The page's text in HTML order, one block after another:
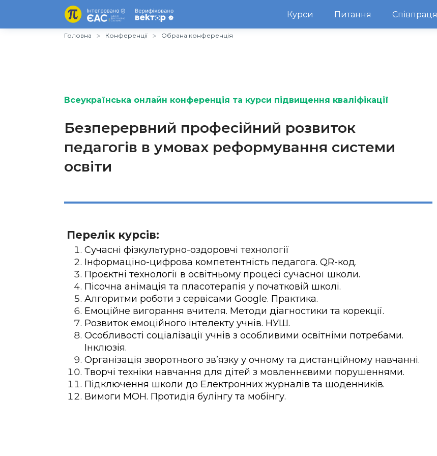
Курси Питання Співпраця
Головна Конференції Обрана конференція
Всеукраїнська онлайн конференція та курси підвищення кваліфікації
Безперервний професійний розвиток
педагогів в умовах реформування системи
освіти
Перелік курсів:
Сучасні фізкультурно-оздоровчі технології
Інформаціно-цифрова компетентність педагога. QR-код.
Проєктні технології в освітньому процесі сучасної школи.
Пісочна анімація та пласотерапія у початковій школі.
Алгоритми роботи з сервісами Google. Практика.
Емоційне вигорання вчителя. Методи діагностики та корекції.
Розвиток емоційного інтелекту учнів. НУШ.
Особливості соціалізації учнів з особливими освітніми потребами.
Інклюзія.
Організація зворотнього зв’язку у очному та дистанційному навчанні.
Творчі техніки навчання для дітей з мовленнєвими порушеннями.
Підключення школи до Електронних журналів та щоденників.
Вимоги МОН. Протидія булінгу та мобінгу.